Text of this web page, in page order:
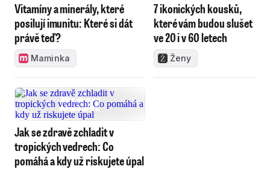
Vitamíny a minerály, které
posilují imunitu: Které si dát
právě teď?
Maminka
7 ikonických kousků,
které vám budou slušet
ve 20 i v 60 letech
Ženy
Jak se zdravě zchladit v
tropických vedrech: Co
pomáhá a kdy už riskujete úpal